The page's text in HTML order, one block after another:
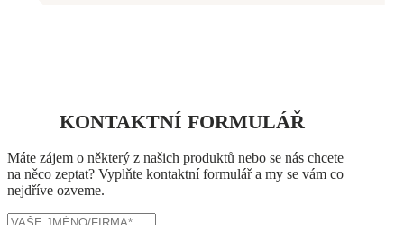
KONTAKTNÍ FORMULÁŘ
Máte zájem o některý z našich produktů nebo se nás chcete
na něco zeptat? Vyplňte kontaktní formulář a my se vám co
nejdříve ozveme.